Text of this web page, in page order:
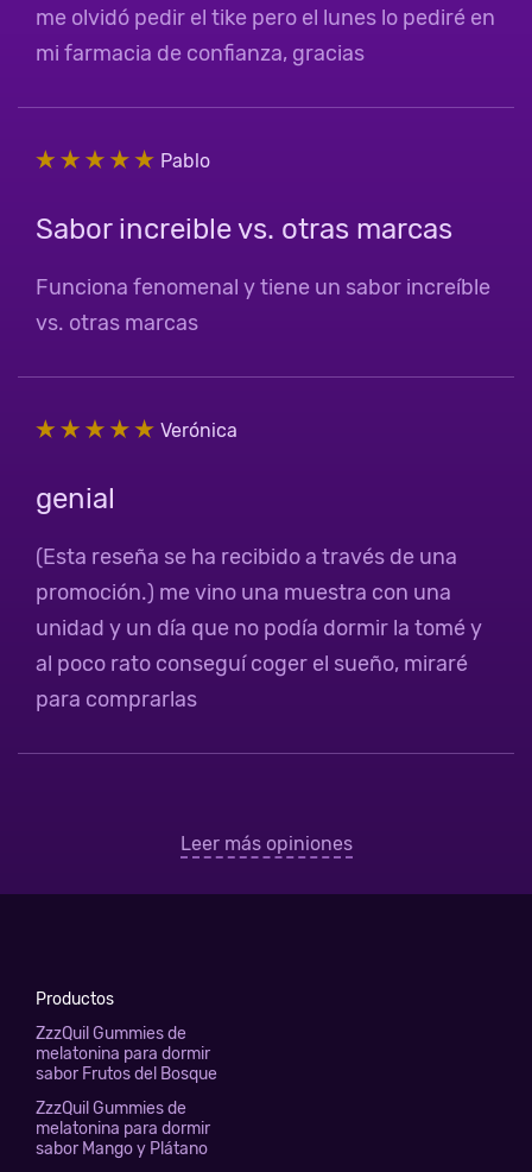
me olvidó pedir el tike pero el lunes lo pediré en
mi farmacia de confianza, gracias
Pablo
Sabor increible vs. otras marcas
Funciona fenomenal y tiene un sabor increíble
vs. otras marcas
Verónica
genial
(Esta reseña se ha recibido a través de una
promoción.) me vino una muestra con una
unidad y un día que no podía dormir la tomé y
al poco rato conseguí coger el sueño, miraré
para comprarlas
Leer más opiniones
Productos
ZzzQuil Gummies de
melatonina para dormir
sabor Frutos del Bosque
ZzzQuil Gummies de
melatonina para dormir
sabor Mango y Plátano